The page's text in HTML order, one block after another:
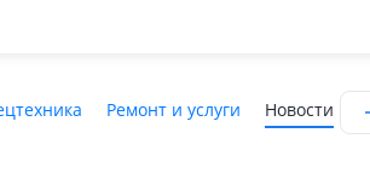
Ремонт и услуги Новости